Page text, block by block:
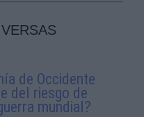
de Occidente
del riesgo de
mundial?